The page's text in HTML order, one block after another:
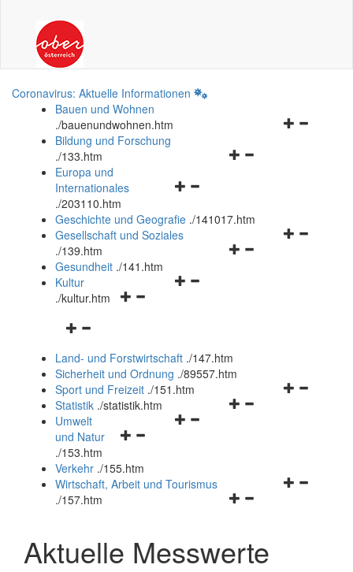
Coronavirus: Aktuelle Informationen
Bauen und Wohnen
./bauenundwohnen.htm
Navigationsmenü
Bildung und Forschung
./133.htm
Navigationsmenü
und
schließen
Europa und
Internationales
./203110.htm
Geschichte und Geografie ./141017.htm
Navigationsmenü
Gesellschaft und Soziales
./139.htm
Navigationsmenü
Gesundheit ./141.htm
Navigationsmenü
Kultur
./kultur.htm
Navigationsmenü
und
schließen
Land- und Forstwirtschaft ./147.htm
Sicherheit und Ordnung ./89557.htm
Navigationsmenü
Sport und Freizeit ./151.htm
Navigationsmenü
Statistik ./statistik.htm
Navigationsmenü
und
schließen
Umwelt
und Natur
./153.htm
Verkehr ./155.htm
Navigationsmenü
schließen
Wirtschaft, Arbeit und Tourismus
./157.htm
Aktuelle Messwerte